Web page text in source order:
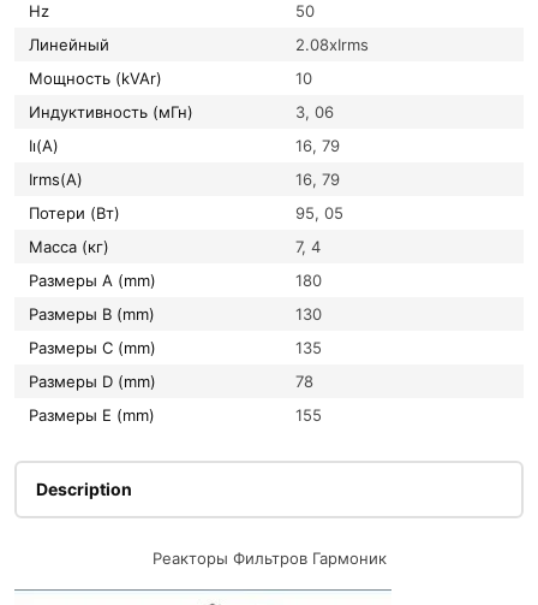
Hz
50
Линейный
2.08xIrms
Мощность (kVAr)
10
Индуктивность (мГн)
3, 06
Iı(A)
16, 79
Irms(A)
16, 79
Потери (Вт)
95, 05
Масса (кг)
7, 4
Размеры A (mm)
180
Размеры B (mm)
130
Размеры C (mm)
135
Размеры D (mm)
78
Размеры E (mm)
155
Description
Реакторы Фильтров Гармоник